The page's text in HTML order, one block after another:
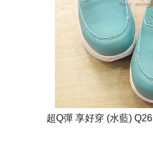
超Q彈 享好穿 (水藍) Q26